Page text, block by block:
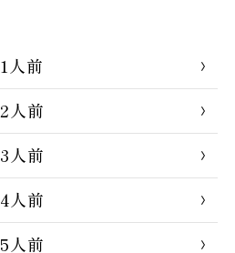
1人前
2人前
3人前
4人前
5人前